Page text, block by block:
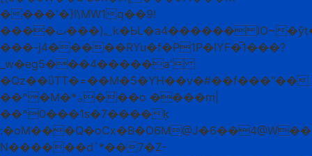
����'�}I\MW1q��9!
����؂(���تk�ЬL�a4������ IO~�ӯt�*��3�!
���-j4�����RYu�f�P1P�IYF�̅1���?
_w�eg5���4�����a'
�Qz��ΰTT�=��M�5�ƳH��v�#��f���"��
��^�M�*؋��́�o ����m|
��^0���1s�7����ķ
N������d`*��7�Z-